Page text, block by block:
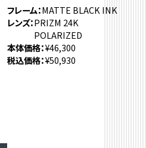
フレーム MATTE BLACK INK
レンズ PRIZM 24K
POLARIZED
本体価格 ¥46,300
税込価格 ¥50,930